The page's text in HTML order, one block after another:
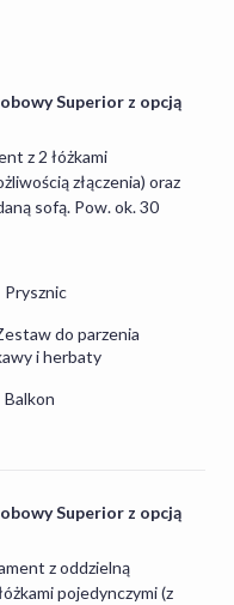
serwowane są
bar.
Superior z opcją
z 2 łóżkami
złączenia) oraz
sofą. Pow. ok. 30
Prysznic
do parzenia
i herbaty
Balkon
Superior z opcją
z oddzielną
pojedynczymi (z